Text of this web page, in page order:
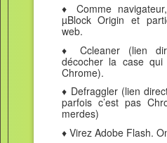
♦ Comme
µBlock Origin et
web.
♦ Ccleaner (lien
décocher la case
Chrome).
♦ Defraggler (lien
parfois c’est pas
merdes)
♦ Virez Adobe Flash.